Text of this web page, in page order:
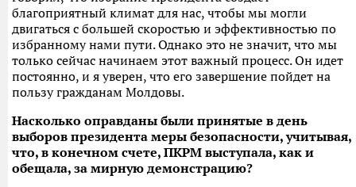
благоприятный климат для нас, чтобы мы могли
двигаться с большей скоростью и эффективностью по
избранному нами пути. Однако это не значит, что мы
только сейчас начинаем этот важный процесс. Он идет
постоянно, и я уверен, что его завершение пойдет на
пользу гражданам Молдовы.
Насколько оправданы были принятые в день
выборов президента меры безопасности, учитывая,
что, в конечном счете, ПКРМ выступала, как и
обещала, за мирную демонстрацию?